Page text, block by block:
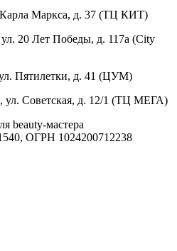
Карла Маркса, д. 37 (ТЦ КИТ)
20 Лет Победы, д. 117а (City
Пятилетки, д. 41 (ЦУМ)
ул. Советская, д. 12/1 (ТЦ МЕГА)
beauty-мастера
ОГРН 1024200712238